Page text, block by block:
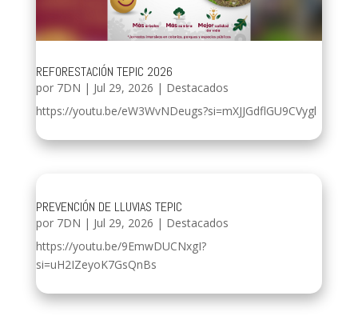
REFORESTACIÓN TEPIC 2026
por 7DN | Jul 29, 2026 | Destacados
https://youtu.be/eW3WvNDeugs?si=mXJJGdflGU9CVygl
PREVENCIÓN DE LLUVIAS TEPIC
por 7DN | Jul 29, 2026 | Destacados
https://youtu.be/9EmwDUCNxgI?
si=uH2IZeyoK7GsQnBs